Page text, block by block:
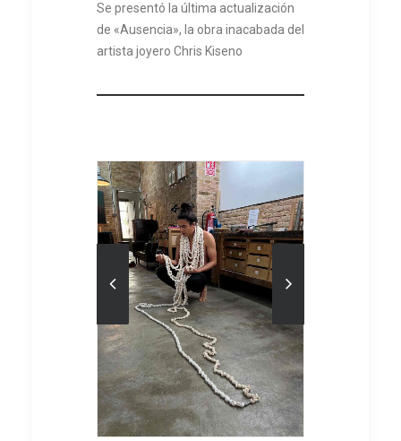
Se presentó la última actualización
de «Ausencia», la obra inacabada del
artista joyero Chris Kiseno